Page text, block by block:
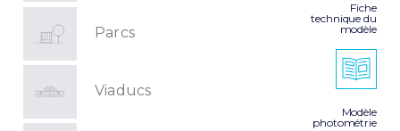
Parcs
Viaducs
Fiche
technique du
modèle
Modèle
photométrie